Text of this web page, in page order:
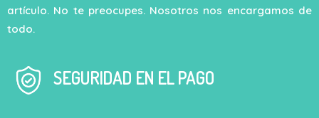
artículo. No te preocupes. Nosotros nos encargamos de
todo.
SEGURIDAD EN EL PAGO